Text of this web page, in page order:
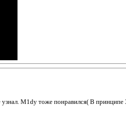
M1dy тоже понравился( В